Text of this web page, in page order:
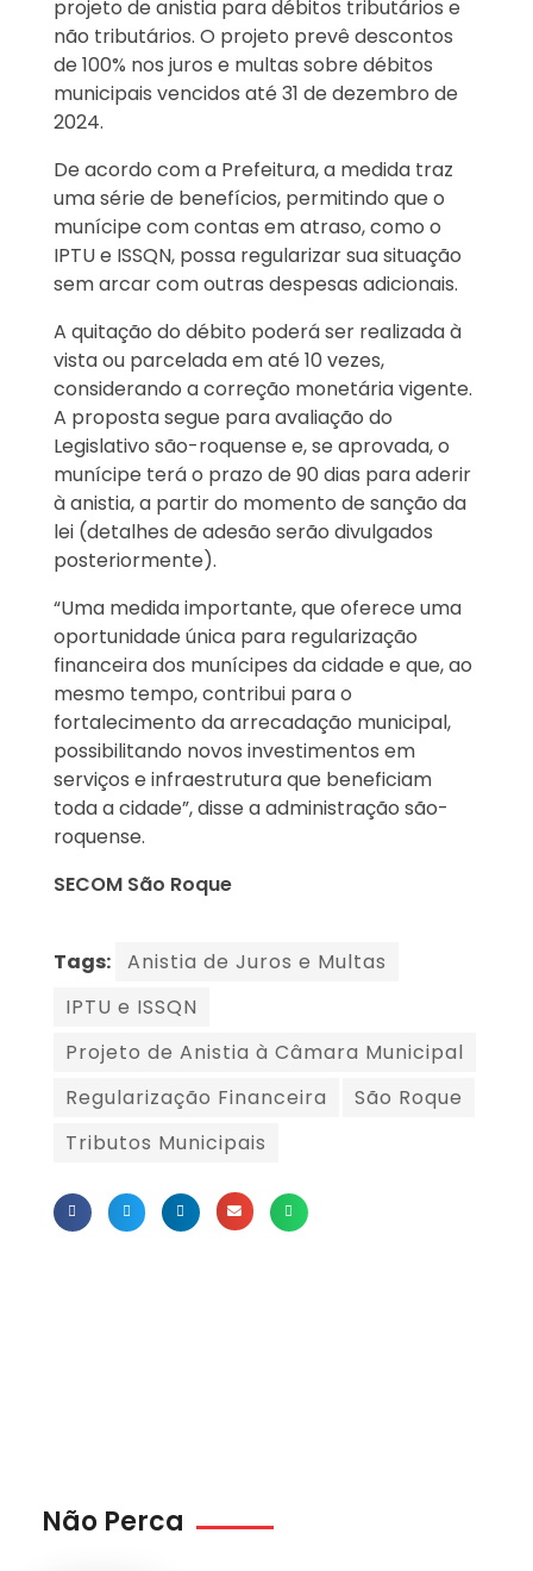
projeto de anistia para débitos tributários e
não tributários. O projeto prevê descontos
de 100% nos juros e multas sobre débitos
municipais vencidos até 31 de dezembro de
2024.
De acordo com a Prefeitura, a medida traz
uma série de benefícios, permitindo que o
munícipe com contas em atraso, como o
IPTU e ISSQN, possa regularizar sua situação
sem arcar com outras despesas adicionais.
A quitação do débito poderá ser realizada à
vista ou parcelada em até 10 vezes,
considerando a correção monetária vigente.
A proposta segue para avaliação do
Legislativo são-roquense e, se aprovada, o
munícipe terá o prazo de 90 dias para aderir
à anistia, a partir do momento de sanção da
lei (detalhes de adesão serão divulgados
posteriormente).
“Uma medida importante, que oferece uma
oportunidade única para regularização
financeira dos munícipes da cidade e que, ao
mesmo tempo, contribui para o
fortalecimento da arrecadação municipal,
possibilitando novos investimentos em
serviços e infraestrutura que beneficiam
toda a cidade”, disse a administração são-
roquense.
SECOM São Roque
Tags:
Anistia de Juros e Multas
IPTU e ISSQN
Projeto de Anistia à Câmara Municipal
Regularização Financeira
São Roque
Tributos Municipais
Não Perca